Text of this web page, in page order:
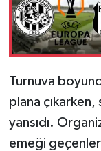
Turnuva
plana
yansıdı.
emeği